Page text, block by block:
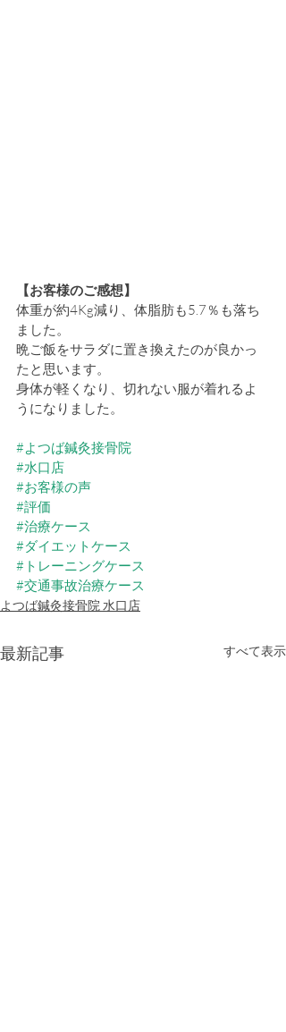
【お客様のご感想】
体重が約4Kg減り、体脂肪も5.7％も落ち
ました。
晩ご飯をサラダに置き換えたのが良かっ
たと思います。
身体が軽くなり、切れない服が着れるよ
うになりました。
#よつば鍼灸接骨院
#水口店
#お客様の声
#評価
#治療ケース
#ダイエットケース
#トレーニングケース
#交通事故治療ケース
よつば鍼灸接骨院 水口店
最新記事 すべて表示